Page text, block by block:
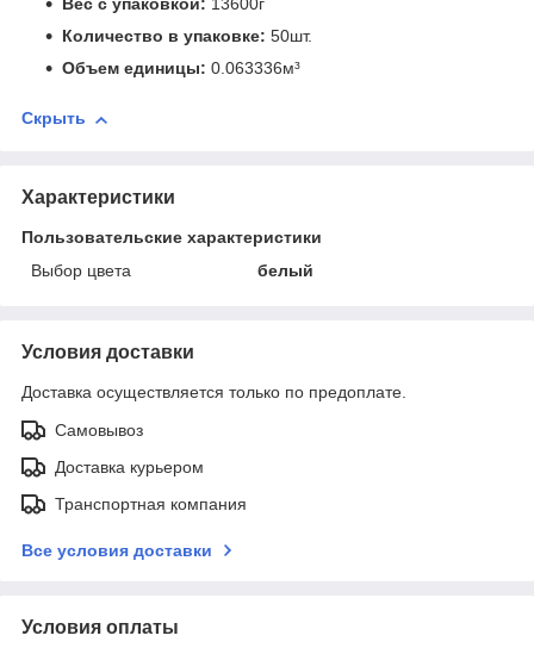
Вес с упаковкой: 13600г
Количество в упаковке: 50шт.
Объем единицы: 0.063336м³
Скрыть
Характеристики
Пользовательские характеристики
Выбор цвета
белый
Условия доставки
Доставка осуществляется только по предоплате.
Самовывоз
Доставка курьером
Транспортная компания
Все условия доставки
Условия оплаты